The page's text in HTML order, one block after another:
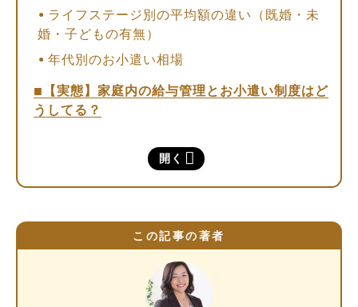
開く
ライフステージ別の平均額の違い（既婚・未
婚・子どもの有無）
年代別のお小遣い相場
【実態】家庭内の給与管理とお小遣い制度はど
うしてる？
お給料を家庭に入れる割合とお小遣い額との
相関傾向
めのお小遣い制とは？
よくある3つの家計管理システム
（1）別口座でそれぞれが管理する方法
この記事の著者